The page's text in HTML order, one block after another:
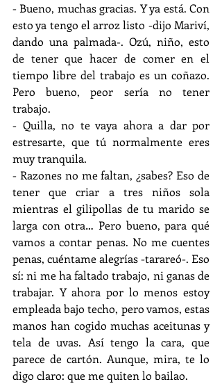
- Bueno, muchas gracias. Y ya está. Con
esto ya tengo el arroz listo -dijo Mariví,
dando una palmada-. Ozú, niño, esto
de tener que hacer de comer en el
tiempo libre del trabajo es un coñazo.
Pero bueno, peor sería no tener
trabajo.
- Quilla, no te vaya ahora a dar por
estresarte, que tú normalmente eres
muy tranquila.
- Razones no me faltan, ¿sabes? Eso de
tener que criar a tres niños sola
mientras el gilipollas de tu marido se
larga con otra… Pero bueno, para qué
vamos a contar penas. No me cuentes
penas, cuéntame alegrías -tarareó-. Eso
sí: ni me ha faltado trabajo, ni ganas de
trabajar. Y ahora por lo menos estoy
empleada bajo techo, pero vamos, estas
manos han cogido muchas aceitunas y
tela de uvas. Así tengo la cara, que
parece de cartón. Aunque, mira, te lo
digo claro: que me quiten lo bailao.